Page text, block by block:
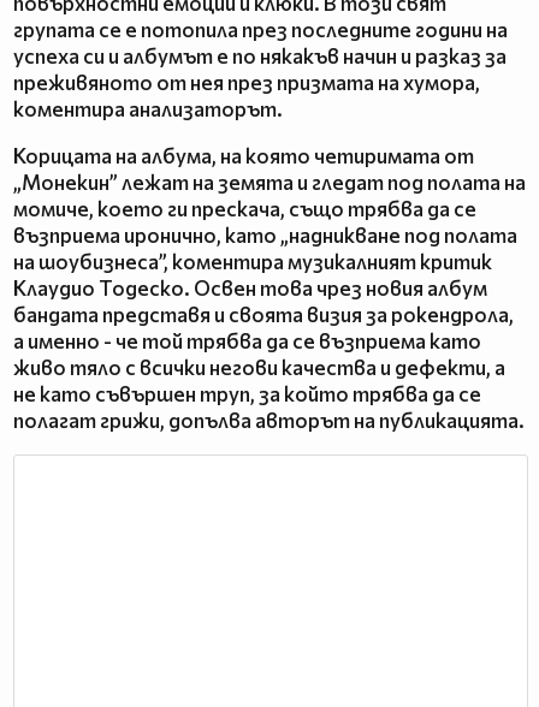
групата се е потопила през последните години на
успеха си и албумът е по някакъв начин и разказ за
преживяното от нея през призмата на хумора,
коментира анализаторът.
Корицата на албума, на която четиримата от
„Монекин” лежат на земята и гледат под полата на
момиче, което ги прескача, също трябва да се
възприема иронично, като „надникване под полата
на шоубизнеса”, коментира музикалният критик
Клаудио Тодеско. Освен това чрез новия албум
бандата представя и своята визия за рокендрола,
а именно - че той трябва да се възприема като
живо тяло с всички негови качества и дефекти, а
не като съвършен труп, за който трябва да се
полагат грижи, допълва авторът на публикацията.